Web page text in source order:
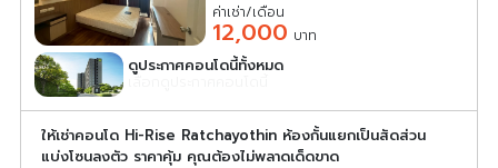
ค่าเช่า/เดือน
12,000 บาท
ดูประกาศคอนโดนี้ทั้งหมด
เลือกดูประกาศคอนโดนี้
ให้เช่าคอนโด Hi-Rise Ratchayothin ห้องกั้นแยกเป็นสัดส่วน
แบ่งโซนลงตัว ราคาคุ้ม คุณต้องไม่พลาดเด็ดขาด